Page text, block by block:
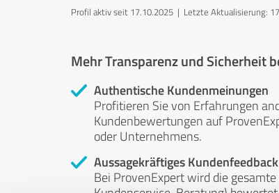
Profil aktiv seit 17.10.2025 | Letzte Aktualisierung:
Mehr Transparenz und Sicherheit
Authentische Kundenmeinungen
Profitieren Sie von Erfahrungen
Kundenbewertungen auf
oder Unternehmens.
Aussagekräftiges Kundenfeedback
Bei ProvenExpert wird die